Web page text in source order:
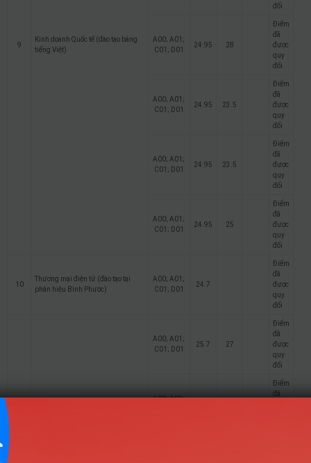
9
Kinh doanh Quốc tế (đào tạo bằng
tiếng Việt)
đổi
A00; A01;
C01; D01
24.95 28
Điểm
đã
được
quy
đổi
A00; A01;
C01; D01
24.95 23.5
Điểm
đã
được
quy
đổi
A00; A01;
C01; D01
24.95 23.5
Điểm
đã
được
quy
đổi
A00; A01;
C01; D01
24.95 25
Điểm
đã
được
quy
đổi
10
Thương mại điện tử (đào tạo tại
phân hiệu Bình Phước)
A00; A01;
C01; D01
24.7
Điểm
đã
được
quy
đổi
A00; A01;
C01; D01
25.7 27
Điểm
đã
được
quy
đổi
A00; A01;
Điểm
đã